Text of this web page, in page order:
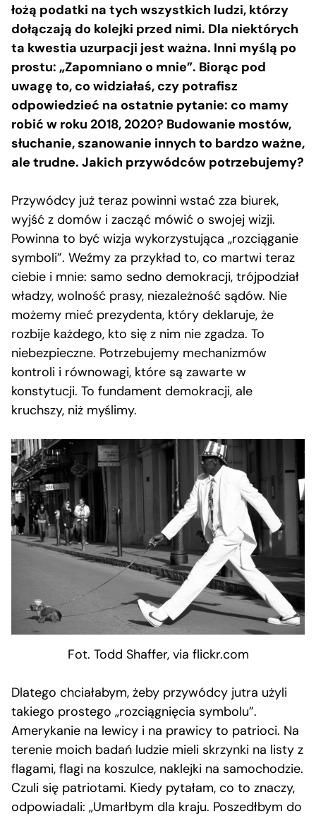
łożą podatki na tych wszystkich ludzi, którzy
dołączają do kolejki przed nimi. Dla niektórych
ta kwestia uzurpacji jest ważna. Inni myślą po
prostu: „Zapomniano o mnie”. Biorąc pod
uwagę to, co widziałaś, czy potrafisz
odpowiedzieć na ostatnie pytanie: co mamy
robić w roku 2018, 2020? Budowanie mostów,
słuchanie, szanowanie innych to bardzo ważne,
ale trudne. Jakich przywódców potrzebujemy?
Przywódcy już teraz powinni wstać zza biurek,
wyjść z domów i zacząć mówić o swojej wizji.
Powinna to być wizja wykorzystująca „rozciąganie
symboli”. Weźmy za przykład to, co martwi teraz
ciebie i mnie: samo sedno demokracji, trójpodział
władzy, wolność prasy, niezależność sądów. Nie
możemy mieć prezydenta, który deklaruje, że
rozbije każdego, kto się z nim nie zgadza. To
niebezpieczne. Potrzebujemy mechanizmów
kontroli i równowagi, które są zawarte w
konstytucji. To fundament demokracji, ale
kruchszy, niż myślimy.
Fot. Todd Shaffer, via flickr.com
Dlatego chciałabym, żeby przywódcy jutra użyli
takiego prostego „rozciągnięcia symbolu”.
Amerykanie na lewicy i na prawicy to patrioci. Na
terenie moich badań ludzie mieli skrzynki na listy z
flagami, flagi na koszulce, naklejki na samochodzie.
Czuli się patriotami. Kiedy pytałam, co to znaczy,
odpowiadali: „Umarłbym dla kraju. Poszedłbym do